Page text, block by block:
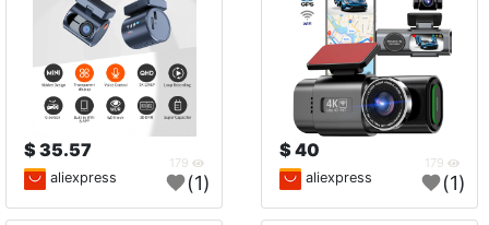
40 $
aliexpress (1)
35.57 $
aliexpress (1)